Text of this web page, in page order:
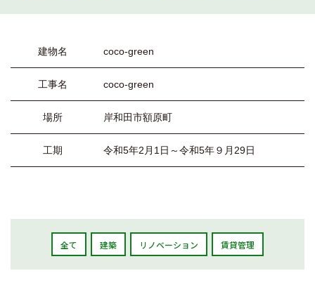
建物名 coco-green
工事名 coco-green
場所 岸和田市額原町
工期 令和5年2月1日～令和5年９月29日
全て 建築 リノベーション 賃貸管理